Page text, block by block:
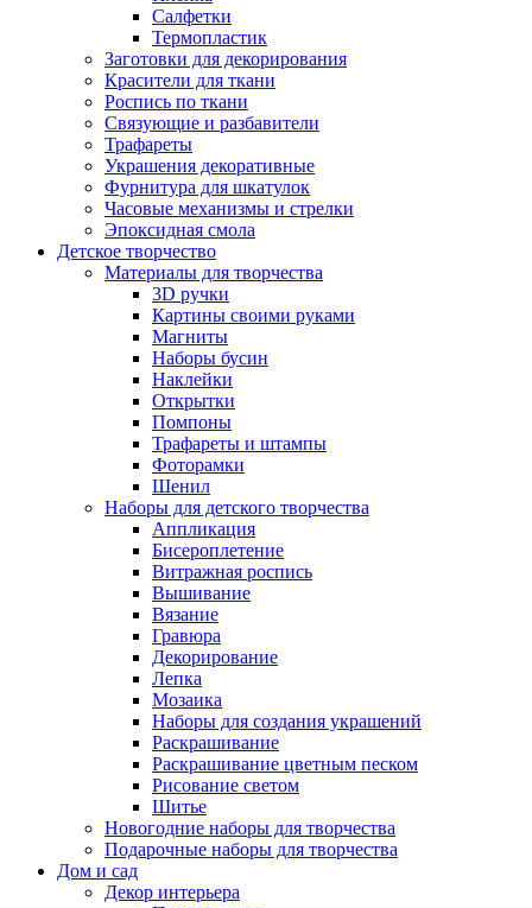
Салфетки
Термопластик
Заготовки для декорирования
Красители для ткани
Роспись по ткани
Связующие и разбавители
Трафареты
Украшения декоративные
Фурнитура для шкатулок
Часовые механизмы и стрелки
Эпоксидная смола
Детское творчество
Материалы для творчества
3D ручки
Картины своими руками
Магниты
Наборы бусин
Наклейки
Открытки
Помпоны
Трафареты и штампы
Фоторамки
Шенил
Наборы для детского творчества
Аппликация
Бисероплетение
Витражная роспись
Вышивание
Вязание
Гравюра
Декорирование
Лепка
Мозаика
Наборы для создания украшений
Раскрашивание
Раскрашивание цветным песком
Рисование светом
Шитье
Новогодние наборы для творчества
Подарочные наборы для творчества
Дом и сад
Декор интерьера